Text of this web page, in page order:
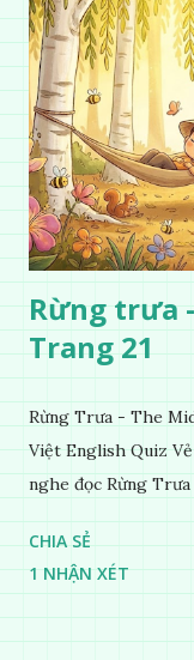
Rừng trưa
Trang 21
Rừng Trưa - The
Việt English Quiz
nghe đọc Rừng Trưa
CHIA SẺ
1 NHẬN XÉT